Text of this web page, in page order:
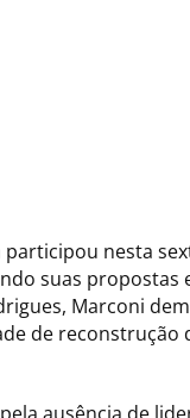
nesta
suas propostas
Marconi
de